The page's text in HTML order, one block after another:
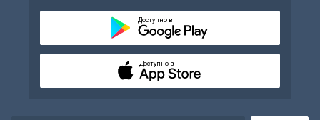
Доступно в
Доступно в